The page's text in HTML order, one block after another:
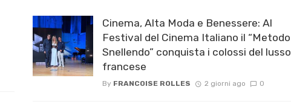
Cinema, Alta Moda e Benessere: Al
Festival del Cinema Italiano il “Metodo
Snellendo” conquista i colossi del lusso
francese
By FRANCOISE ROLLES 2 giorni ago 0